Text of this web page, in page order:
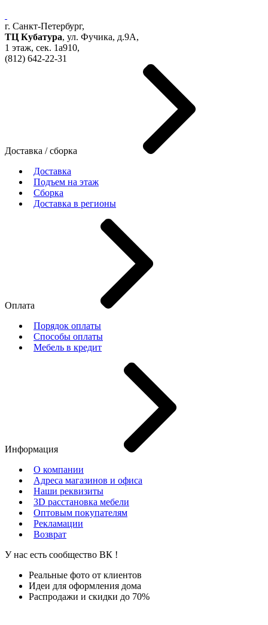
г. Санкт-Петербург,
ТЦ Кубатура, ул. Фучика, д.9А,
1 этаж, сек. 1a910,
(812) 642-22-31
Доставка / сборка
Доставка
Подъем на этаж
Сборка
Доставка в регионы
Оплата
Порядок оплаты
Способы оплаты
Мебель в кредит
Информация
О компании
Адреса магазинов и офиса
Наши реквизиты
3D расстановка мебели
Оптовым покупателям
Рекламации
Возврат
У нас есть сообщество ВК !
Реальные фото от клиентов
Идеи для оформления дома
Распродажи и скидки до 70%